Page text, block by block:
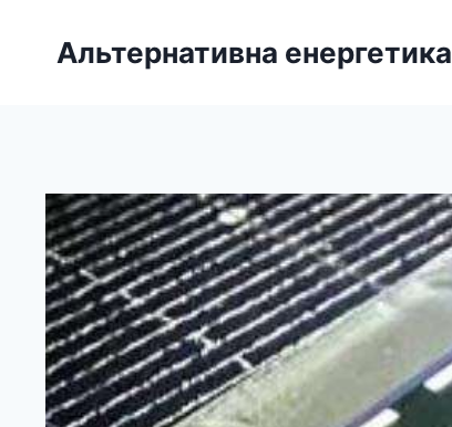
Альтернативна енергетика